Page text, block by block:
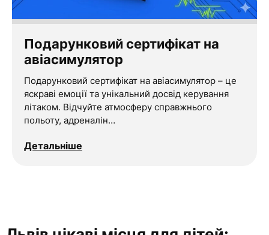
Подарунковий сертифікат на
авіасимулятор
Подарунковий сертифікат на авіасимулятор – це
яскраві емоції та унікальний досвід керування
літаком. Відчуйте атмосферу справжнього
польоту, адреналін…
Детальніше